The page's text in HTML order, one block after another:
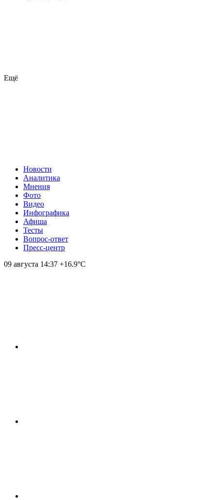
Ещё
Новости
Аналитика
Мнения
Фото
Видео
Инфографика
Афиша
Тесты
Вопрос-ответ
Пресс-центр
09 августа 14:37 +16.9°С